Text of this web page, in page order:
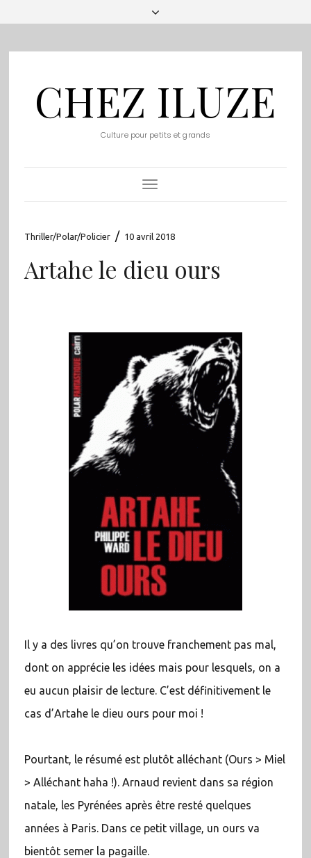
CHEZ ILUZE
Culture pour petits et grands
Toggle
Navigation
Thriller/Polar/Policier / 10 avril 2018
Artahe le dieu ours
Il y a des livres qu’on trouve franchement pas mal,
dont on apprécie les idées mais pour lesquels, on a
eu aucun plaisir de lecture. C’est définitivement le
cas d’Artahe le dieu ours pour moi !
Pourtant, le résumé est plutôt alléchant (Ours > Miel
> Alléchant haha !). Arnaud revient dans sa région
natale, les Pyrénées après être resté quelques
années à Paris. Dans ce petit village, un ours va
bientôt semer la pagaille.